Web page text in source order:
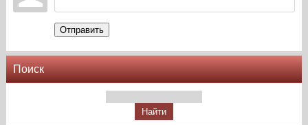
Отправить
Поиск